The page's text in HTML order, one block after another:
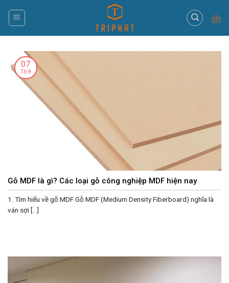
Gỗ MDF là gì? Các loại gỗ công nghiệp MDF hiện nay
1. Tìm hiểu về gỗ MDF Gỗ MDF (Medium Density Fiberboard) nghĩa là
ván sợi [...]
07
Th9